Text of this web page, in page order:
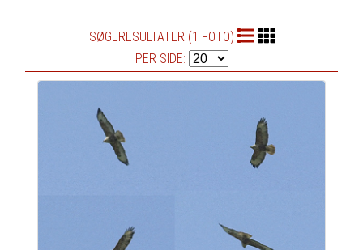
SØGERESULTATER (1 FOTO)
PER SIDE: